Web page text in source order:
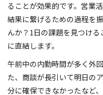
ることが効果的です。営業
結果に繋げるための過程を
んか？1日の課題を見つけ
に直結します。
午前中の内勤時間が多く外
た、商談が長引いて明日の
分に確保できなかったなど